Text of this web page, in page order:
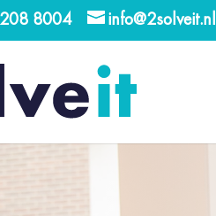
8004 info@2solveit.nl